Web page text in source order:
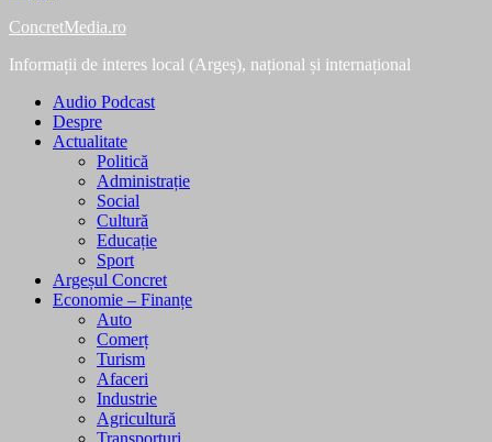
ConcretMedia.ro
Informații de interes local (Argeș), național și internațional
Audio Podcast
Despre
Actualitate
Politică
Administrație
Social
Cultură
Educație
Sport
Argeșul Concret
Economie – Finanțe
Auto
Comerț
Turism
Afaceri
Industrie
Agricultură
Transporturi